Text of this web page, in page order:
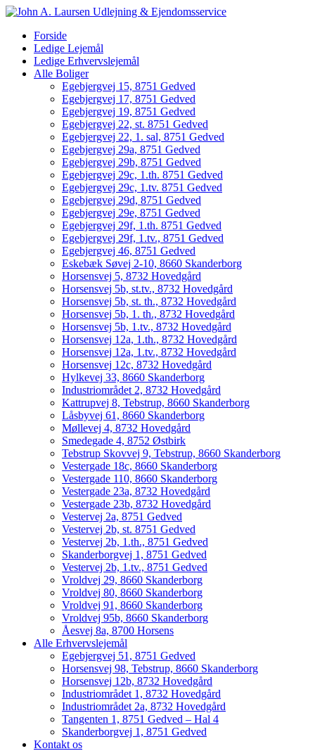
Forside
Ledige Lejemål
Ledige Erhvervslejemål
Alle Boliger
Egebjergvej 15, 8751 Gedved
Egebjergvej 17, 8751 Gedved
Egebjergvej 19, 8751 Gedved
Egebjergvej 22, st. 8751 Gedved
Egebjergvej 22, 1. sal, 8751 Gedved
Egebjergvej 29a, 8751 Gedved
Egebjergvej 29b, 8751 Gedved
Egebjergvej 29c, 1.th. 8751 Gedved
Egebjergvej 29c, 1.tv. 8751 Gedved
Egebjergvej 29d, 8751 Gedved
Egebjergvej 29e, 8751 Gedved
Egebjergvej 29f, 1.th. 8751 Gedved
Egebjergvej 29f, 1.tv., 8751 Gedved
Egebjergvej 46, 8751 Gedved
Eskebæk Søvej 2-10, 8660 Skanderborg
Horsensvej 5, 8732 Hovedgård
Horsensvej 5b, st.tv., 8732 Hovedgård
Horsensvej 5b, st. th., 8732 Hovedgård
Horsensvej 5b, 1. th., 8732 Hovedgård
Horsensvej 5b, 1.tv., 8732 Hovedgård
Horsensvej 12a, 1.th., 8732 Hovedgård
Horsensvej 12a, 1.tv., 8732 Hovedgård
Horsensvej 12c, 8732 Hovedgård
Hylkevej 33, 8660 Skanderborg
Industriområdet 2, 8732 Hovedgård
Kattrupvej 8, Tebstrup, 8660 Skanderborg
Låsbyvej 61, 8660 Skanderborg
Møllevej 4, 8732 Hovedgård
Smedegade 4, 8752 Østbirk
Tebstrup Skovvej 9, Tebstrup, 8660 Skanderborg
Vestergade 18c, 8660 Skanderborg
Vestergade 110, 8660 Skanderborg
Vestergade 23a, 8732 Hovedgård
Vestergade 23b, 8732 Hovedgård
Vestervej 2a, 8751 Gedved
Vestervej 2b, st. 8751 Gedved
Vestervej 2b, 1.th., 8751 Gedved
Skanderborgvej 1, 8751 Gedved
Vestervej 2b, 1.tv., 8751 Gedved
Vroldvej 29, 8660 Skanderborg
Vroldvej 80, 8660 Skanderborg
Vroldvej 91, 8660 Skanderborg
Vroldvej 95b, 8660 Skanderborg
Åesvej 8a, 8700 Horsens
Alle Erhvervslejemål
Egebjergvej 51, 8751 Gedved
Horsensvej 98, Tebstrup, 8660 Skanderborg
Horsensvej 12b, 8732 Hovedgård
Industriområdet 1, 8732 Hovedgård
Industriområdet 2a, 8732 Hovedgård
Tangenten 1, 8751 Gedved – Hal 4
Skanderborgvej 1, 8751 Gedved
Kontakt os